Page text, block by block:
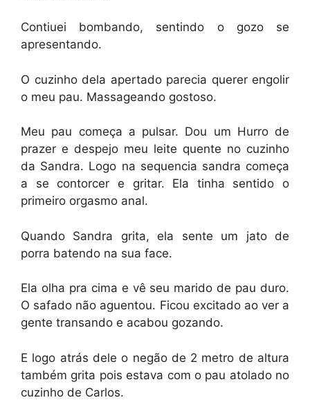
Contiuei bombando, sentindo o gozo se
apresentando.
O cuzinho dela apertado parecia querer engolir
o meu pau. Massageando gostoso.
Meu pau começa a pulsar. Dou um Hurro de
prazer e despejo meu leite quente no cuzinho
da Sandra. Logo na sequencia sandra começa
a se contorcer e gritar. Ela tinha sentido o
primeiro orgasmo anal.
Quando Sandra grita, ela sente um jato de
porra batendo na sua face.
Ela olha pra cima e vê seu marido de pau duro.
O safado não aguentou. Ficou excitado ao ver a
gente transando e acabou gozando.
E logo atrás dele o negão de 2 metro de altura
também grita pois estava com o pau atolado no
cuzinho de Carlos.